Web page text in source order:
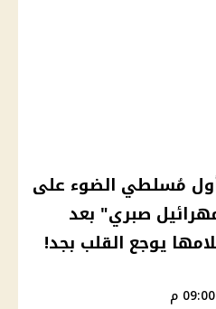
مُسلطي الضوء على
صبري" بعد
يوجع القلب بجد!